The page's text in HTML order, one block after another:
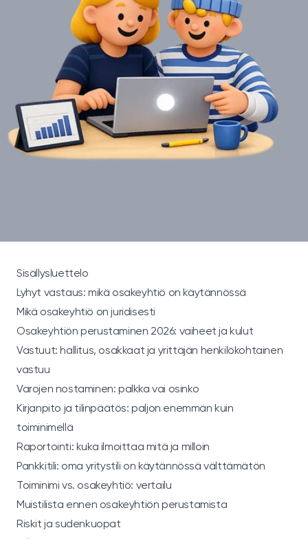
Sisällysluettelo
Lyhyt vastaus: mikä osakeyhtiö on käytännössä
Mikä osakeyhtiö on juridisesti
Osakeyhtiön perustaminen 2026: vaiheet ja kulut
Vastuut: hallitus, osakkaat ja yrittäjän henkilökohtainen
vastuu
Varojen nostaminen: palkka vai osinko
Kirjanpito ja tilinpäätös: paljon enemmän kuin
toiminimellä
Raportointi: kuka ilmoittaa mitä ja milloin
Pankkitili: oma yritystili on käytännössä välttämätön
Toiminimi vs. osakeyhtiö: vertailu
Muistilista ennen osakeyhtiön perustamista
Riskit ja sudenkuopat